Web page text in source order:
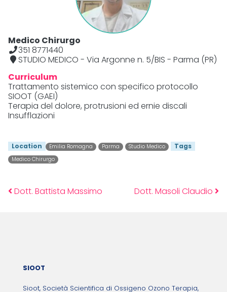
Medico Chirurgo
351 8771440
STUDIO MEDICO - Via Argonne n. 5/BIS - Parma (PR)
Curriculum
Trattamento sistemico con specifico protocollo
SIOOT (GAEI)
Terapia del dolore, protrusioni ed ernie discali
Insufflazioni
Location Emilia Romagna Parma Studio Medico Tags
Medico Chirurgo
Post navigation
Dott. Battista Massimo Dott. Masoli Claudio
SIOOT
Sioot, Società Scientifica di Ossigeno Ozono Terapia,